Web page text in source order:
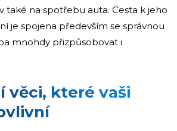
také na spotřebu auta. Cesta k jeho
je spojena především se správnou
mnohdy přizpůsobovat i
věci, které vaši